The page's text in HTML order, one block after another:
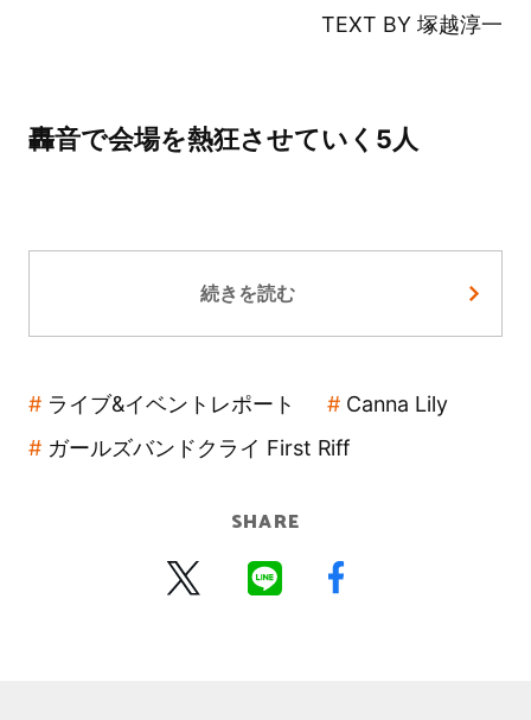
TEXT BY 塚越淳一
轟音で会場を熱狂させていく5人
続きを読む
ライブ&イベントレポート
Canna Lily
ガールズバンドクライ First Riff
SHARE